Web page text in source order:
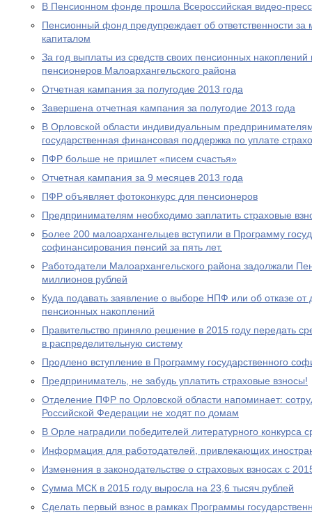
В Пенсионном фонде прошла Всероссийская видео-
Пенсионный фонд предупреждает об ответственности
капиталом
За год выплаты из средств своих пенсионных накоплений
пенсионеров Малоархангельского района
Отчетная кампания за полугодие 2013 года
Завершена отчетная кампания за полугодие 2013 года
В Орловской области индивидуальным
государственная финансовая поддержка по уплате
ПФР больше не пришлет «писем счастья»
Отчетная кампания за 9 месяцев 2013 года
ПФР объявляет фотоконкурс для пенсионеров
Предпринимателям необходимо заплатить страховые
Более 200 малоархангельцев вступили в Программу
софинансирования пенсий за пять лет.
Работодатели Малоархангельского района задолжали
миллионов рублей
Куда подавать заявление о выборе НПФ или об отказе
пенсионных накоплений
Правительство приняло решение в 2015 году передать
в распределительную систему
Продлено вступление в Программу государственного
Предприниматель, не забудь уплатить страховые взносы!
Отделение ПФР по Орловской области напоминает:
Российской Федерации не ходят по домам
В Орле наградили победителей литературного конкурса
Информация для работодателей, привлекающих
Изменения в законодательстве о страховых взносах с
Сумма МСК в 2015 году выросла на 23,6 тысяч рублей
Сделать первый взнос в рамках Программы